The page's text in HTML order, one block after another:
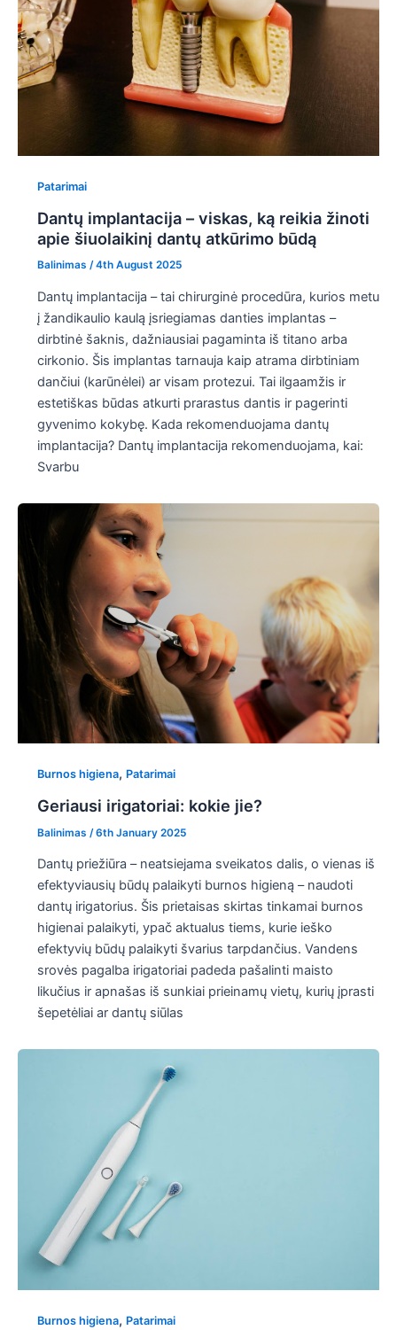
Patarimai
Dantų implantacija – viskas, ką reikia žinoti
apie šiuolaikinį dantų atkūrimo būdą
Balinimas /4th August 2025
Dantų implantacija – tai chirurginė procedūra, kurios metu
į žandikaulio kaulą įsriegiamas danties implantas –
dirbtinė šaknis, dažniausiai pagaminta iš titano arba
cirkonio. Šis implantas tarnauja kaip atrama dirbtiniam
dančiui (karūnėlei) ar visam protezui. Tai ilgaamžis ir
estetiškas būdas atkurti prarastus dantis ir pagerinti
gyvenimo kokybę. Kada rekomenduojama dantų
implantacija? Dantų implantacija rekomenduojama, kai:
Svarbu
Burnos higiena, Patarimai
Geriausi irigatoriai: kokie jie?
Balinimas /6th January 2025
Dantų priežiūra – neatsiejama sveikatos dalis, o vienas iš
efektyviausių būdų palaikyti burnos higieną – naudoti
dantų irigatorius. Šis prietaisas skirtas tinkamai burnos
higienai palaikyti, ypač aktualus tiems, kurie ieško
efektyvių būdų palaikyti švarius tarpdančius. Vandens
srovės pagalba irigatoriai padeda pašalinti maisto
likučius ir apnašas iš sunkiai prieinamų vietų, kurių įprasti
šepetėliai ar dantų siūlas
Burnos higiena, Patarimai